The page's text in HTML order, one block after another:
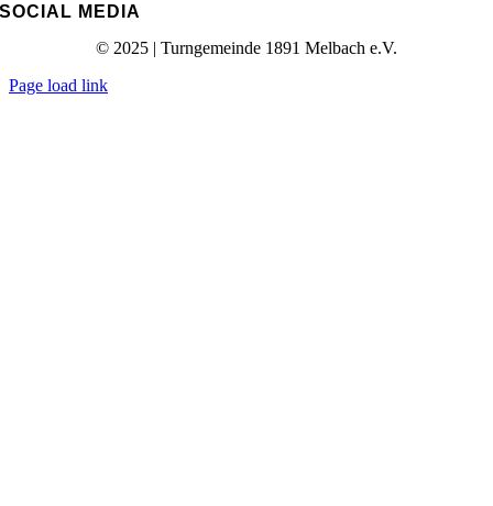
SOCIAL MEDIA
© 2025 | Turngemeinde 1891 Melbach e.V.
Page load link